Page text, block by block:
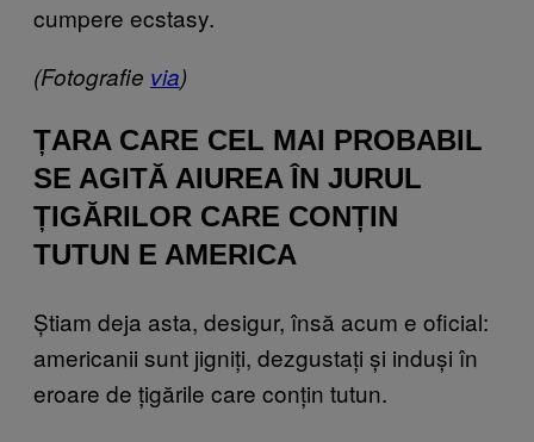
cumpere ecstasy.
(Fotografie via)
ȚARA CARE CEL MAI PROBABIL
SE AGITĂ AIUREA ÎN JURUL
ȚIGĂRILOR CARE CONȚIN
TUTUN E AMERICA
Știam deja asta, desigur, însă acum e oficial:
americanii sunt jigniți, dezgustați și induși în
eroare de țigările care conțin tutun.